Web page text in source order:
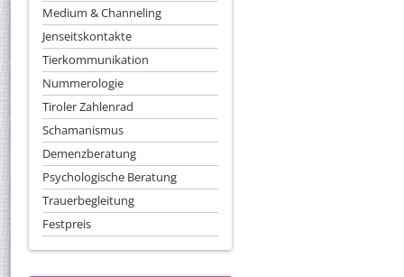
Medium & Channeling
Jenseitskontakte
Tierkommunikation
Nummerologie
Tiroler Zahlenrad
Schamanismus
Demenzberatung
Psychologische Beratung
Trauerbegleitung
Festpreis